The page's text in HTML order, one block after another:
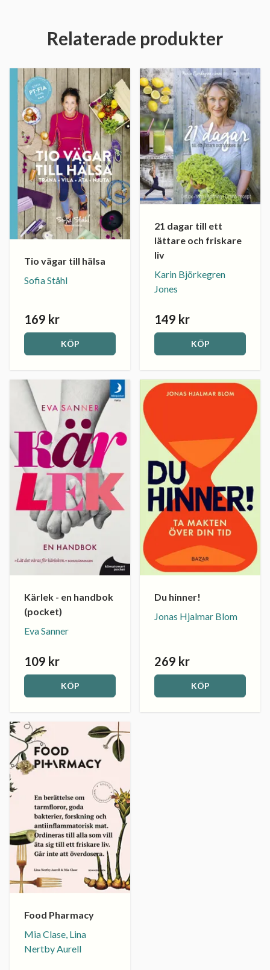
Relaterade produkter
Tio vägar till hälsa
Sofia Ståhl
169 kr
KÖP
21 dagar till ett
lättare och friskare
liv
Karin Björkegren
Jones
149 kr
KÖP
Kärlek - en handbok
(pocket)
Eva Sanner
109 kr
KÖP
Du hinner!
Jonas Hjalmar Blom
269 kr
KÖP
Food Pharmacy
Mia Clase, Lina
Nertby Aurell